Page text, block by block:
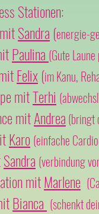
Stationen:
Sandra (energie-
Paulina (Gute
Felix(im Kanu,
mitTerhi
mitAndrea (bringt
Karo (einfache
Sandra (verbindung
mitMarlene
Bianca (schenkt